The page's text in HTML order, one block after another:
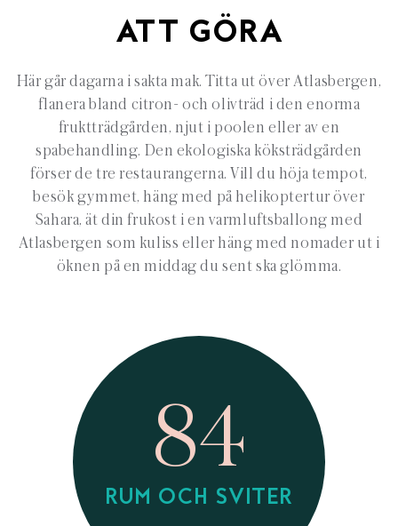
ATT GÖRA
Här går dagarna i sakta mak. Titta ut över Atlasbergen,
flanera bland citron- och olivträd i den enorma
fruktträdgården, njut i poolen eller av en
spabehandling. Den ekologiska köksträdgården
förser de tre restaurangerna. Vill du höja tempot,
besök gymmet, häng med på helikoptertur över
Sahara, ät din frukost i en varmluftsballong med
Atlasbergen som kuliss eller häng med nomader ut i
öknen på en middag du sent ska glömma.
84
RUM OCH SVITER